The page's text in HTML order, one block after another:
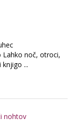
Lahko noč, otroci,
knjigo ...